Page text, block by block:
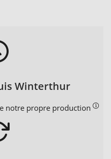
Winterthur
notre propre production